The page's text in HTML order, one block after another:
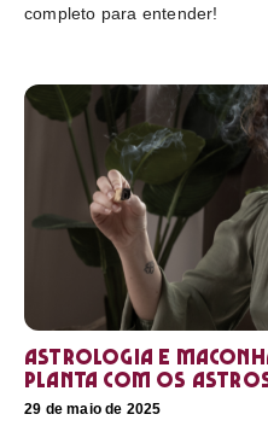
completo para entender!
Astrologia e
planta com os
29 de maio de 2025